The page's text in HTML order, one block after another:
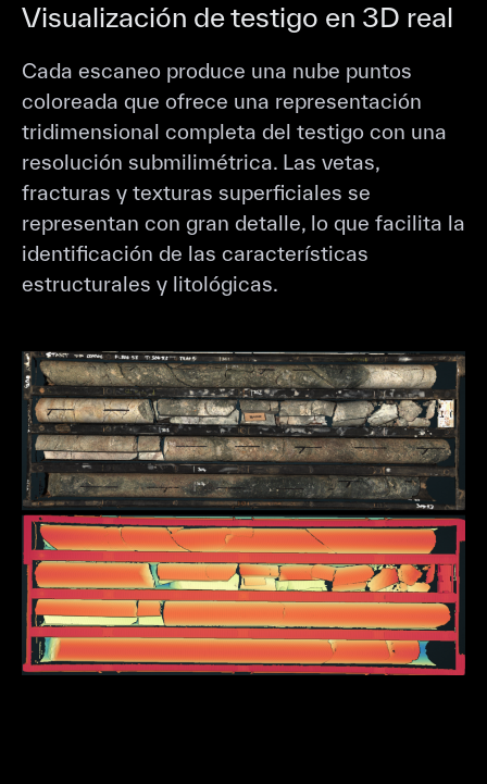
Visualización de testigo en 3D real
Cada escaneo produce una nube puntos
coloreada que ofrece una representación
tridimensional completa del testigo con una
resolución submilimétrica. Las vetas,
fracturas y texturas superficiales se
representan con gran detalle, lo que facilita la
identificación de las características
estructurales y litológicas.